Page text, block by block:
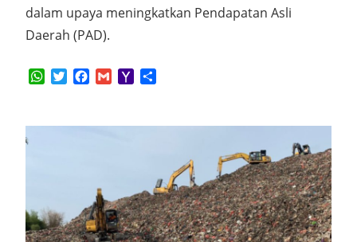
dalam upaya meningkatkan Pendapatan Asli
Daerah (PAD).
WhatsApp
TwitterFacebook
GmailYahoo